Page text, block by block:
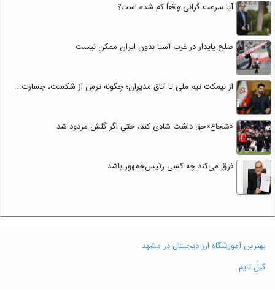
آیا سرعت گرانی واقعاً کم شده است؟
صلح پایدار در غرب آسیا بدون ایران ممکن نیست
از نیمکت تیم ملی تا اتاق مدیران؛ چگونه ترس از شکست، جسارت...
«شجاع»حق داشت شادی کند، حتی اگر گلش مردود شد
فرق می‌کند چه کسی رئیس‌جمهور باشد
بهترین آموزشگاه ارز دیجیتال در مشهد
گیل تایم